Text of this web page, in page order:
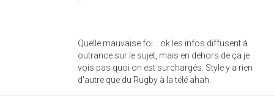
Quelle mauvaise foi... ok les infos diffusent à
outrance sur le sujet, mais en dehors de ça je
vois pas quoi on est surchargés. Style y a rien
d'autre que du Rugby à la télé ahah.